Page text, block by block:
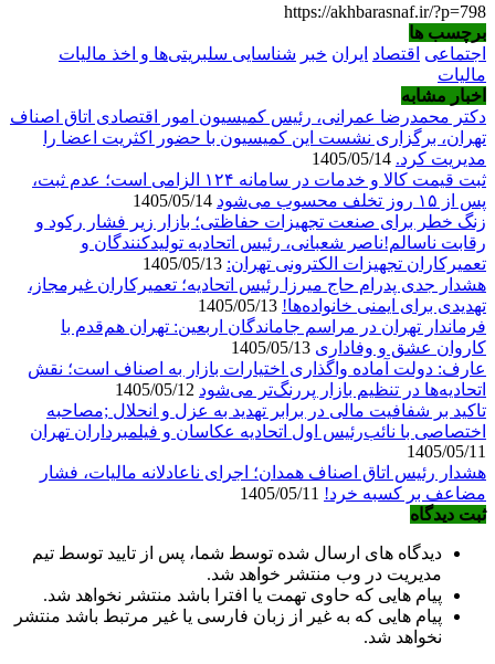
https://akhbarasnaf.ir/?p=798
برچسب ها
اجتماعی اقتصاد ایران خبر شناسایی سلبریتی‌ها و اخذ مالیات
مالیات
اخبار مشابه
دکتر محمدرضا عمرانی، رئیس کمیسیون امور اقتصادی اتاق اصناف
تهران، برگزاری نشست این کمیسیون با حضور اکثریت اعضا را
مدیریت کرد.
ثبت قیمت کالا و خدمات در سامانه ۱۲۴ الزامی است؛ عدم ثبت،
پس از ۱۵ روز تخلف محسوب می‌شود
زنگ خطر برای صنعت تجهیزات حفاظتی؛ بازار زیر فشار رکود و
رقابت ناسالم!ناصر شعبانی، رئیس اتحادیه تولیدکنندگان و
تعمیرکاران تجهیزات الکترونی تهران:
هشدار جدی پدرام حاج میرزا رئیس اتحادیه؛ تعمیرکاران غیرمجاز،
تهدیدی برای ایمنی خانواده‌ها!
فرماندار تهران در مراسم جاماندگان اربعین: تهران هم‌قدم با
کاروان عشق و وفاداری
عارف: دولت آماده واگذاری اختیارات بازار به اصناف است؛ نقش
اتحادیه‌ها در تنظیم بازار پررنگ‌تر می‌شود
تاکید بر شفافیت مالی در برابر تهدید به عزل و انحلال ;مصاحبه
اختصاصی با نائب‌رئیس اول اتحادیه عکاسان و فیلمبرداران تهران
1405/05/11
هشدار رئیس اتاق اصناف همدان؛ اجرای ناعادلانه مالیات، فشار
مضاعف بر کسبه خرد!
ثبت دیدگاه
دیدگاه های ارسال شده توسط شما، پس از تایید توسط تیم
مدیریت در وب منتشر خواهد شد.
پیام هایی که حاوی تهمت یا افترا باشد منتشر نخواهد شد.
پیام هایی که به غیر از زبان فارسی یا غیر مرتبط باشد منتشر
نخواهد شد.